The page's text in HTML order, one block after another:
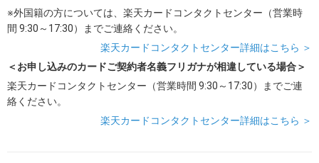
※外国籍の方については、楽天カードコンタクトセンター（営業時
間 9:30～17:30）までご連絡ください。
楽天カードコンタクトセンター詳細はこちら ＞
＜お申し込みのカードご契約者名義フリガナが相違している場合＞
楽天カードコンタクトセンター（営業時間 9:30～17:30）までご連
絡ください。
楽天カードコンタクトセンター詳細はこちら ＞